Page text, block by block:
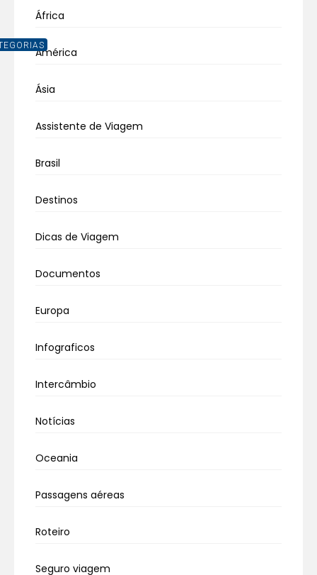
África
América
Ásia
Assistente de Viagem
Brasil
Destinos
Dicas de Viagem
Documentos
Europa
Infograficos
Intercâmbio
Notícias
Oceania
Passagens aéreas
Roteiro
Seguro viagem